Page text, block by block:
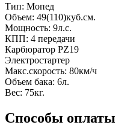
Тип: Мопед
Объем: 49(110)куб.см.
Мощность: 9л.с.
КПП: 4 передачи
Карбюратор PZ19
Электростартер
Макс.скорость: 80км/ч
Объем бака: 6л.
Вес: 75кг.
Способы оплаты